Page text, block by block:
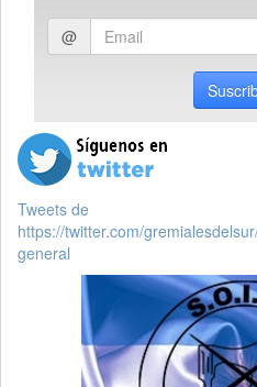
Ingresar
email
@
Tweets de
https://twitter.com/
general